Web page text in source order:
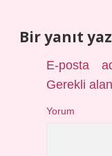
Bir yanıt
E-posta
Gerekli
Yorum